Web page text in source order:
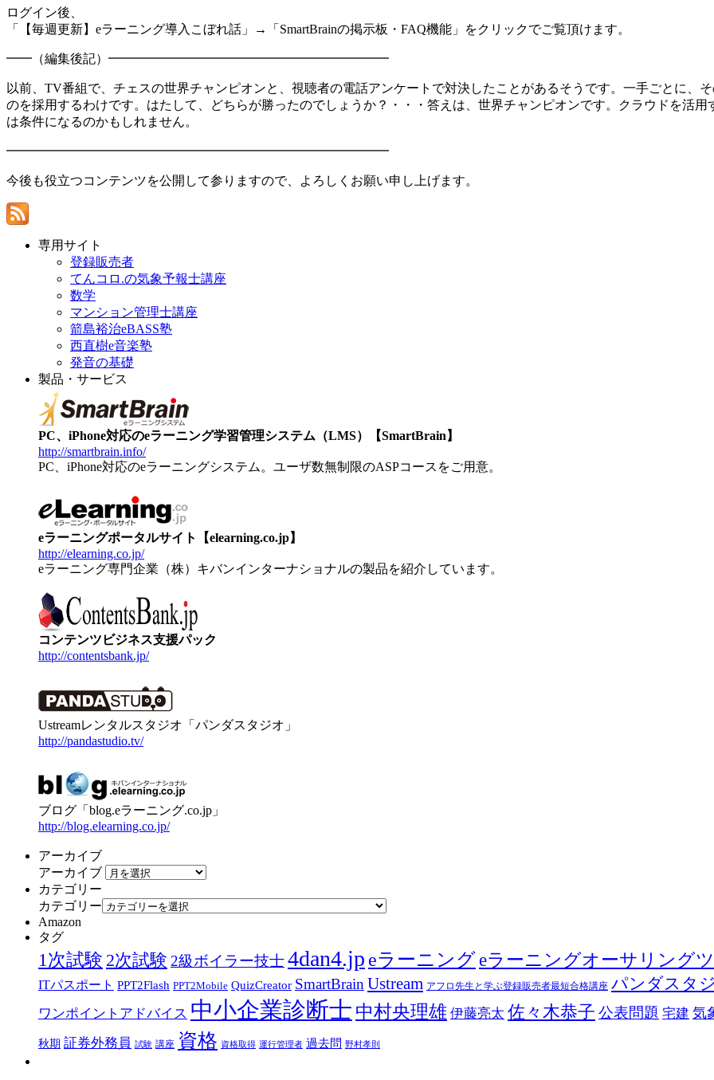
ログイン後、
「【毎週更新】eラーニング導入こぼれ話」→「SmartBrainの掲示板・FAQ機能」をクリックでご覧頂けます。
━━（編集後記）━━━━━━━━━━━━━━━━━━━━━━
以前、TV番組で、チェスの世界チャンピオンと、視聴者の電話アンケートで対決したことがあるそうです。一手ごとに、
のを採用するわけです。はたして、どちらが勝ったのでしょうか？・・・答えは、世界チャンピオンです。クラウドを活
は条件になるのかもしれません。
━━━━━━━━━━━━━━━━━━━━━━━━━━━━━━
今後も役立つコンテンツを公開して参りますので、よろしくお願い申し上げます。
専用サイト
登録販売者
てんコロ.の気象予報士講座
数学
マンション管理士講座
箭島裕治eBASS塾
西直樹e音楽塾
発音の基礎
製品・サービス
PC、iPhone対応のeラーニング学習管理システム（LMS）【SmartBrain】
http://smartbrain.info/
PC、iPhone対応のeラーニングシステム。ユーザ数無制限のASPコースをご用意。
eラーニングポータルサイト【elearning.co.jp】
http://elearning.co.jp/
eラーニング専門企業（株）キバンインターナショナルの製品を紹介しています。
コンテンツビジネス支援パック
http://contentsbank.jp/
Ustreamレンタルスタジオ「パンダスタジオ」
http://pandastudio.tv/
ブログ「blog.eラーニング.co.jp」
http://blog.elearning.co.jp/
アーカイブ
アーカイブ
カテゴリー
カテゴリー
Amazon
タグ
1次試験 2次試験 2級ボイラー技士4dan4.jp eラーニング eラーニングオーサリング
ITパスポート PPT2Flash PPT2Mobile QuizCreator SmartBrainUstream アフロ先生と学ぶ登録販売者最短合格講座 パンダスタ
ワンポイントアドバイス 中小企業診断士 中村央理雄 伊藤亮太 佐々木恭子 公表問題 宅建 気
秋期 証券外務員 試験 講座 資格 資格取得 運行管理者 過去問 野村孝則